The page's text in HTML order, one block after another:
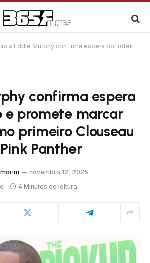
» Eddie Murphy confirma espera por roteiro e promete marcar época como primeiro Clouseau negro em Pink Panther
confirma espera
e promete marcar
primeiro Clouseau
Panther
novembro 12, 2025
4 Minutos de leitura